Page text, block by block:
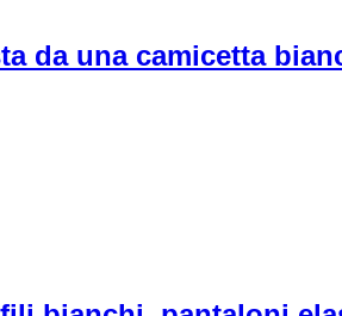
da una camicetta